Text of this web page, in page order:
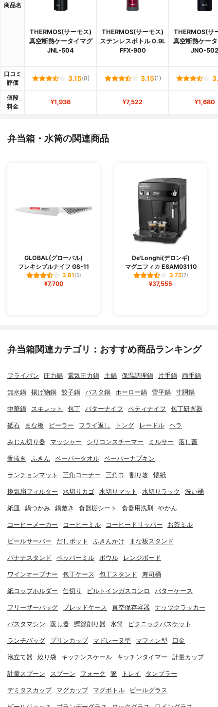
商品名
THERMOS(サーモス)
真空断熱ケータイマグ
JNL-504
THERMOS(サーモス)
ステンレスボトル 0.9L
FFX-900
THERMOS(サ
真空断熱ケー
JNO-502
口コミ
評価
3.15(8) 3.15(1)
値段
料金
¥1,936 ¥7,522 ¥1,680
弁当箱・水筒の関連商品
GLOBAL(グローバル)
フレキシブルナイフ GS-11
3.81(5)
¥7,700
De'Longhi(デロンギ)
マグニフィカ ESAM03110
3.72(7)
¥37,555
弁当箱関連カテゴリ：おすすめ商品ランキング
フライパン 圧力鍋 電気圧力鍋 土鍋 保温調理鍋 片手鍋 両手鍋
無水鍋 揚げ物鍋 餃子鍋 パスタ鍋 ホーロー鍋 雪平鍋 寸胴鍋
中華鍋 スキレット 包丁 バターナイフ ペティナイフ 包丁研ぎ器
砥石 まな板 ピーラー フライ返し トング レードル ヘラ
みじん切り器 マッシャー シリコンスチーマー ミルサー 落し蓋
骨抜き ふきん ペーパータオル ペーパーナプキン
ランチョンマット 三角コーナー 三角巾 割り箸 懐紙
換気扇フィルター 水切りカゴ 水切りマット 水切りラック 洗い桶
紙皿 鍋つかみ 鍋敷き 食器棚シート 食器用洗剤 やかん
コーヒーメーカー コーヒーミル コーヒードリッパー お茶ミル
ビールサーバー だしポット ふきんかけ まな板スタンド
バナナスタンド ペッパーミル ボウル レンジボード
ワインオープナー 包丁ケース 包丁スタンド 寿司桶
紙コップホルダー 缶切り ビルトインガスコンロ バターケース
フリーザーバッグ ブレッドケース 真空保存容器 ナッツクラッカー
パスタマシン 蒸し器 鰹節削り器 水筒 ピクニックバスケット
ランチバッグ プリンカップ マドレーヌ型 マフィン型 口金
泡立て器 絞り袋 キッチンスケール キッチンタイマー 計量カップ
計量スプーン スプーン フォーク 箸 トレイ タンブラー
デミタスカップ マグカップ マグボトル ビールグラス